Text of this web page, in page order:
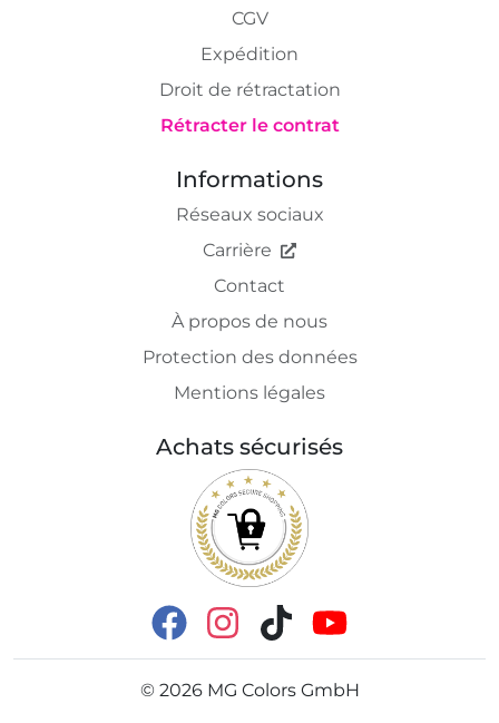
CGV
Expédition
Droit de rétractation
Rétracter le contrat
Informations
Réseaux sociaux
Carrière
Contact
À propos de nous
Protection des données
Mentions légales
Achats sécurisés
© 2026 MG Colors GmbH